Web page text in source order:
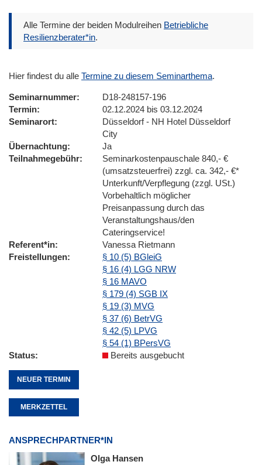
Alle Termine der beiden Modulreihen Betriebliche
Resilienzberater*in.
Hier findest du alle Termine zu diesem Seminarthema.
Seminarnummer
D18-248157-196
Termin
02.12.2024 bis 03.12.2024
Seminarort
Düsseldorf - NH Hotel Düsseldorf
City
Übernachtung
Ja
Teilnahmegebühr
Seminarkostenpauschale 840,- €
(umsatzsteuerfrei) zzgl. ca. 342,- €*
Unterkunft/Verpflegung (zzgl. USt.)
Vorbehaltlich möglicher
Preisanpassung durch das
Veranstaltungshaus/den
Cateringservice!
Referent*in
Vanessa Rietmann
Freistellungen
§ 10 (5) BGleiG
§ 16 (4) LGG NRW
§ 16 MAVO
§ 179 (4) SGB IX
§ 19 (3) MVG
§ 37 (6) BetrVG
§ 42 (5) LPVG
§ 54 (1) BPersVG
Status
Bereits ausgebucht
NEUER TERMIN
MERKZETTEL
ANSPRECHPARTNER*IN
Olga Hansen